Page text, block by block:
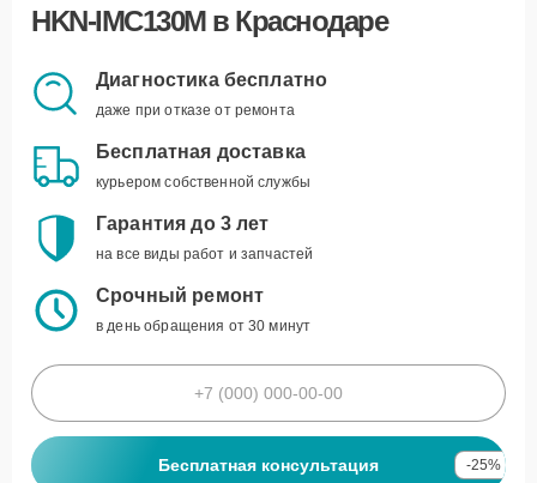
HKN-IMC130Mв Краснодаре
Диагностика бесплатно
даже при отказе от ремонта
Бесплатная доставка
курьером собственной службы
Гарантия до 3 лет
на все виды работ и запчастей
Срочный ремонт
в день обращения от 30 минут
Бесплатная консультация -25%